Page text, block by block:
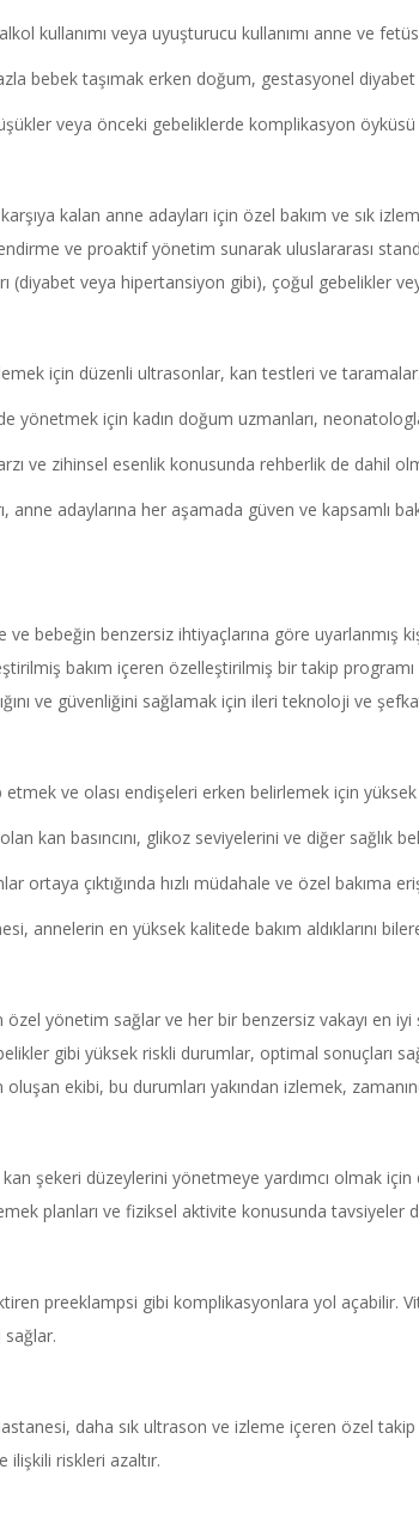
kullanımı veya uyuşturucu kullanımı anne ve
bebek taşımak erken doğum, gestasyonel diyabet
veya önceki gebeliklerde komplikasyon öyküsü
kalan anne adayları için özel bakım ve sık
ve proaktif yönetim sunarak uluslararası
(diyabet veya hipertansiyon gibi), çoğul gebelikler
için düzenli ultrasonlar, kan testleri ve taramalar.
yönetmek için kadın doğum uzmanları,
ve zihinsel esenlik konusunda rehberlik de dahil
anne adaylarına her aşamada güven ve kapsamlı
bebeğin benzersiz ihtiyaçlarına göre
bakım içeren özelleştirilmiş bir takip
ve güvenliğini sağlamak için ileri teknoloji ve
etmek ve olası endişeleri erken belirlemek için
kan basıncını, glikoz seviyelerini ve diğer sağlık
ortaya çıktığında hızlı müdahale ve özel bakıma
annelerin en yüksek kalitede bakım aldıklarını
yönetim sağlar ve her bir benzersiz vakayı en
gibi yüksek riskli durumlar, optimal sonuçları
ekibi, bu durumları yakından izlemek,
şekeri düzeylerini yönetmeye yardımcı olmak için
planları ve fiziksel aktivite konusunda tavsiyeler
preeklampsi gibi komplikasyonlara yol açabilir.
sağlar.
daha sık ultrason ve izleme içeren özel
ilişkili riskleri azaltır.